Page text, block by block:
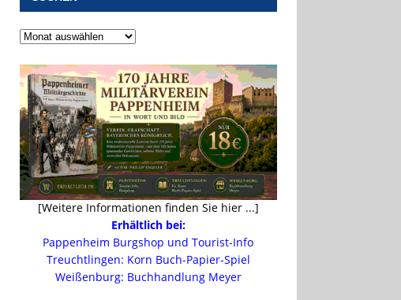
[Weitere Informationen finden Sie hier ...]
Erhältlich bei:
Pappenheim Burgshop und Tourist-Info
Treuchtlingen: Korn Buch-Papier-Spiel
Weißenburg: Buchhandlung Meyer